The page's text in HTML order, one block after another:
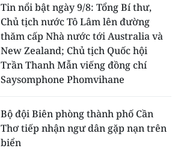
Tin nổi bật ngày 9/8: Tổng Bí thư,
Chủ tịch nước Tô Lâm lên đường
thăm cấp Nhà nước tới Australia và
New Zealand; Chủ tịch Quốc hội
Trần Thanh Mẫn viếng đồng chí
Saysomphone Phomvihane
Bộ đội Biên phòng thành phố Cần
Thơ tiếp nhận ngư dân gặp nạn trên
biển